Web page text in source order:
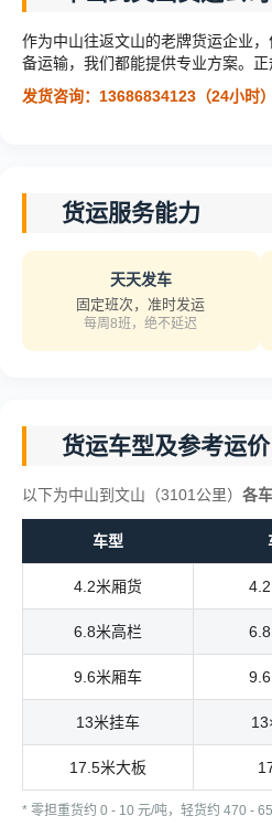
作为中山往返文山的老牌货运企业
备运输，我们都能提供专业方案。
发货咨询：13686834123（24小时
货运服务能力
天天发车
固定班次，准时发运
每周8班，绝不延迟
货运车型及参考运价
以下为中山到文山（3101公里） 各
车型
4.2米厢货
6.8米高栏
9.6米厢车
13米挂车
17.5米大板
* 零担重货约 0 - 10 元/吨，轻货约 470 -